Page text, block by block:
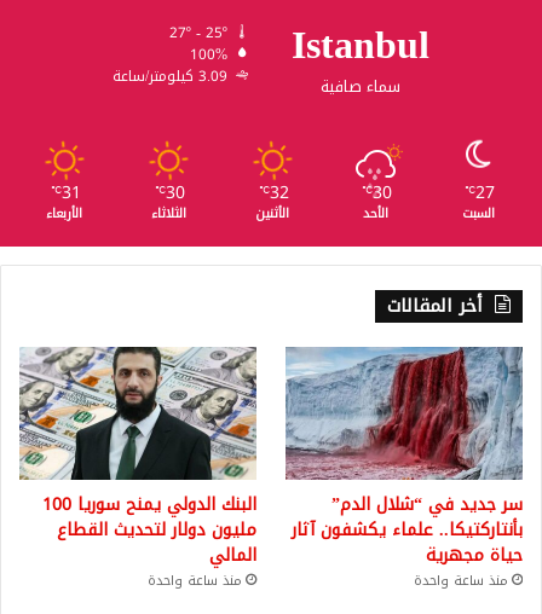
Istanbul
سماء صافية
100%
3.09 كيلومتر/ساعة
27
℃
السبت
30
℃
الأحد
32
℃
الأثنين
30
℃
الثلاثاء
31
℃
الأربعاء
أخر المقالات
سر جديد في “شلال الدم”
بأنتاركتيكا.. علماء يكشفون آثار
حياة مجهرية
منذ ساعة واحدة
البنك الدولي يمنح سوريا 100
مليون دولار لتحديث القطاع
المالي
منذ ساعة واحدة